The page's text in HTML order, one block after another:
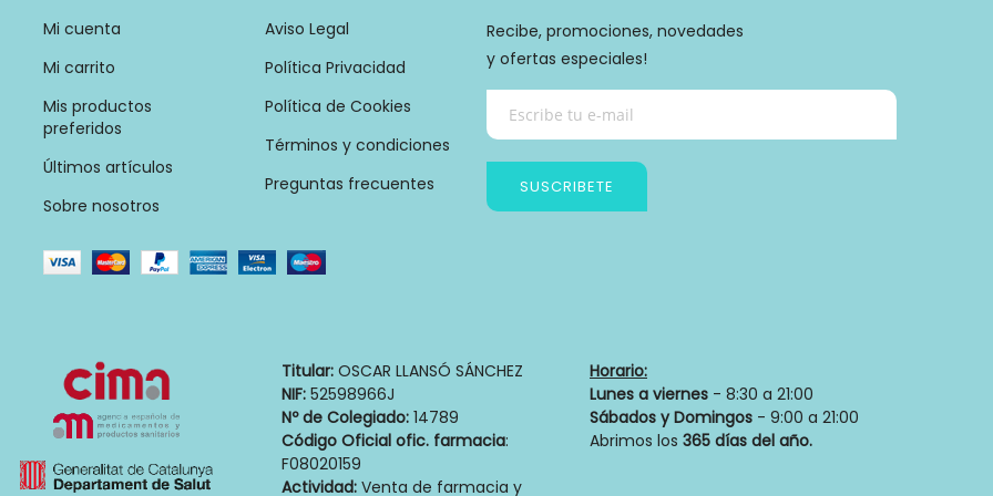
Mi cuenta
Mi carrito
Mis productos
preferidos
Últimos artículos
Sobre nosotros
Aviso Legal
Política Privacidad
Política de Cookies
Términos y condiciones
Preguntas frecuentes
Recibe, promociones, novedades
y ofertas especiales!
SUSCRIBETE
Política de privacidad
Titular: OSCAR LLANSÓ SÁNCHEZ
NIF: 52598966J
Nº de Colegiado: 14789
Código Oficial ofic. farmacia:
F08020159
Actividad: Venta de farmacia y
Horario:
Lunes a viernes - 8:30 a 21:00
Sábados y Domingos - 9:00 a 21:00
Abrimos los 365 días del año.